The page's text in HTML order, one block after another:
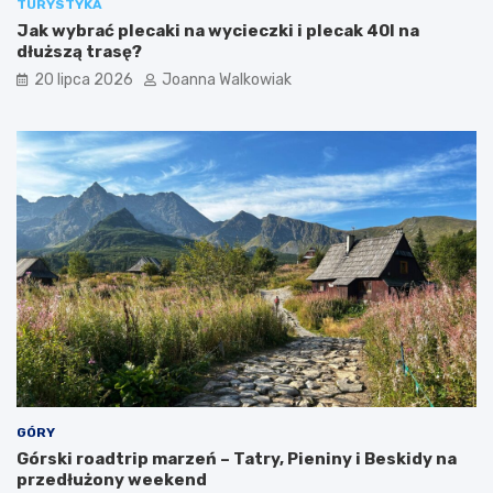
s
t
ó
w
e
t
y
i
r
a
c
j
TURYSTYKA
Jak wybrać plecaki na wycieczki i plecak 40l na
dłuższą trasę?
20 lipca 2026 Joanna Walkowiak
GÓRY
Górski roadtrip marzeń – Tatry, Pieniny i Beskidy na
przedłużony weekend